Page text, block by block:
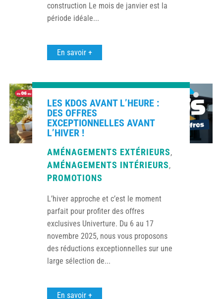
construction Le mois de janvier est la
période idéale...
En savoir +
LES KDOS AVANT L’HEURE :
DES OFFRES
EXCEPTIONNELLES AVANT
L’HIVER !
AMÉNAGEMENTS EXTÉRIEURS,
AMÉNAGEMENTS INTÉRIEURS,
PROMOTIONS
L’hiver approche et c’est le moment
parfait pour profiter des offres
exclusives Univerture. Du 6 au 17
novembre 2025, nous vous proposons
des réductions exceptionnelles sur une
large sélection de...
En savoir +